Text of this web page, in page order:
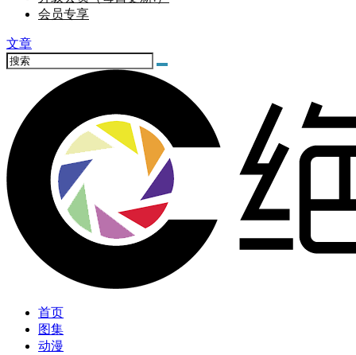
会员专享
文章
首页
图集
动漫